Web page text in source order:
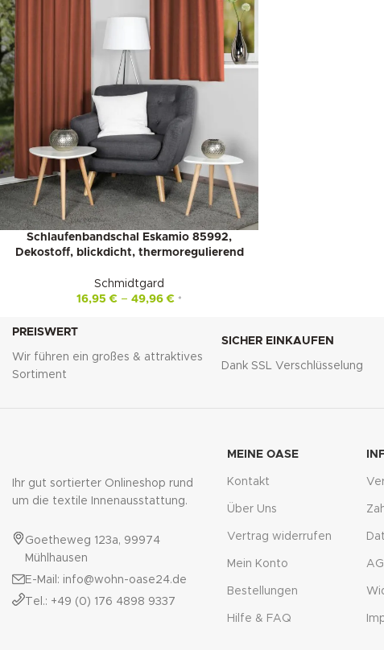
Schlaufenbandschal Eskamio 85992,
Dekostoff, blickdicht, thermoregulierend
Schmidtgard
16,95€ – 49,96€ *
PREISWERT
Wir führen ein großes & attraktives
Sortiment
SICHER EINKAUFEN
Dank SSL Verschlüsselung
Ihr gut sortierter Onlineshop rund
um die textile Innenausstattung.
Goetheweg 123a, 99974
Mühlhausen
E-Mail: info@wohn-oase24.de
Tel.: +49 (0) 176 4898 9337
MEINE OASE
Kontakt
Über Uns
Vertrag widerrufen
Mein Konto
Bestellungen
Hilfe & FAQ